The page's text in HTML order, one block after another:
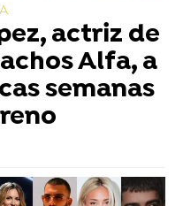
actriz de
Alfa, a
semanas